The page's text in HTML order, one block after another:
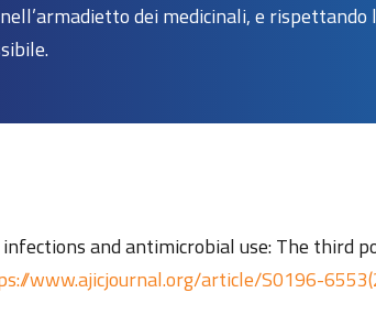
dei medicinali, e rispettando
and antimicrobial use: The third
www.ajicjournal.org/article/S0196-